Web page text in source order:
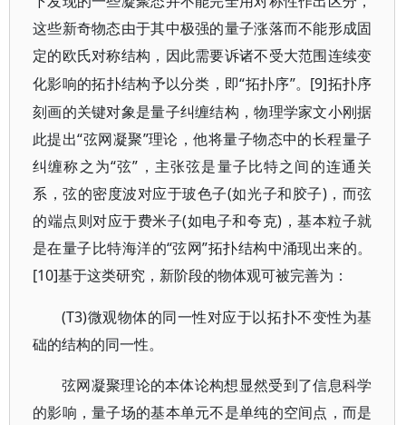
这些新奇物态由于其中极强的量子涨落而不能形成固
定的欧氏对称结构，因此需要诉诸不受大范围连续变
化影响的拓扑结构予以分类，即“拓扑序”。[9]拓扑序
刻画的关键对象是量子纠缠结构，物理学家文小刚据
此提出“弦网凝聚”理论，他将量子物态中的长程量子
纠缠称之为“弦”，主张弦是量子比特之间的连通关
系，弦的密度波对应于玻色子(如光子和胶子)，而弦
的端点则对应于费米子(如电子和夸克)，基本粒子就
是在量子比特海洋的“弦网”拓扑结构中涌现出来的。
[10]基于这类研究，新阶段的物体观可被完善为：
(T3)微观物体的同一性对应于以拓扑不变性为基
础的结构的同一性。
弦网凝聚理论的本体论构想显然受到了信息科学
的影响，量子场的基本单元不是单纯的空间点，而是